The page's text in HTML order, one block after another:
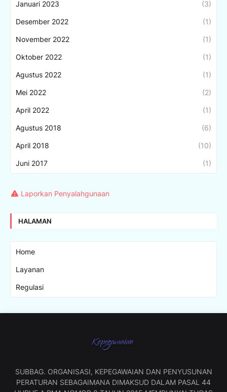
Januari 2023 (3)
Desember 2022 (1)
November 2022 (1)
Oktober 2022 (1)
Agustus 2022 (1)
Mei 2022 (2)
April 2022 (1)
Agustus 2018 (6)
April 2018 (10)
Juni 2017 (1)
Laporkan Penyalahgunaan
HALAMAN
Home
Layanan
Regulasi
SUBBAG. ORGANISASI, KEPEGAWAIAN DAN PENYUSUNAN
PERATURAN SEBAGAIMANA DIMAKSUD DALAM PASAL 44